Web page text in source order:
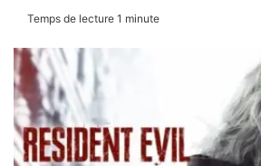
Temps de lecture 1 minute